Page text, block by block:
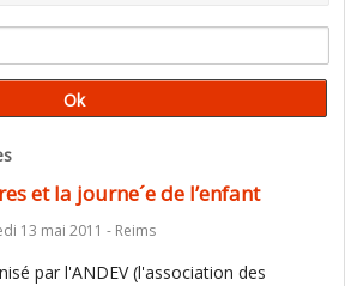
et la journe´e de l’enfant
13 mai 2011 - Reims
par l'ANDEV (l'association des